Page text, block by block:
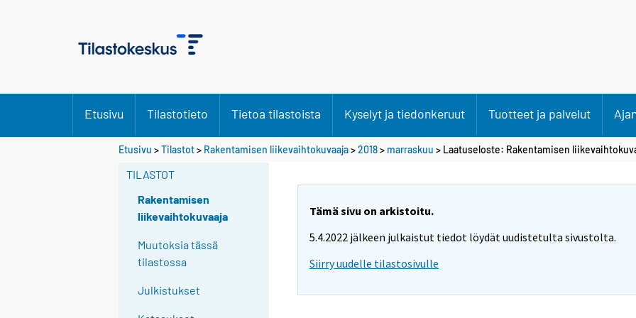
Etusivu Tilastotieto Tietoa tilastoista Kyselyt ja tiedonkeruut Tuotteet ja palvelut
Etusivu >Tilastot> Rakentamisen liikevaihtokuvaaja>2018> marraskuu > Laatuseloste: Rakentamisen
TILASTOT
Rakentamisen
liikevaihtokuvaaja
Muutoksia tässä
tilastossa
Julkistukset
Tämä sivu on arkistoitu.
5.4.2022 jälkeen julkaistut tiedot löydät uudistetulta sivustolta.
Siirry uudelle tilastosivulle
Y
Y